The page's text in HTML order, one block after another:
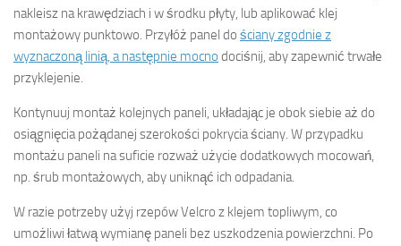
nakleisz na krawędziach i w środku płyty, lub aplikować klej
montażowy punktowo. Przyłóż panel do ściany zgodnie z
wyznaczoną linią, a następnie mocno dociśnij, aby zapewnić trwałe
przyklejenie.
Kontynuuj montaż kolejnych paneli, układając je obok siebie aż do
osiągnięcia pożądanej szerokości pokrycia ściany. W przypadku
montażu paneli na suficie rozważ użycie dodatkowych mocowań,
np. śrub montażowych, aby uniknąć ich odpadania.
W razie potrzeby użyj rzepów Velcro z klejem topliwym, co
umożliwi łatwą wymianę paneli bez uszkodzenia powierzchni. Po